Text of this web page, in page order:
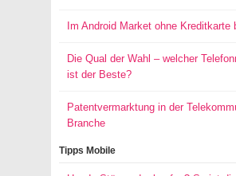
Im Android Market ohne Kreditkarte
Die Qual der Wahl – welcher
ist der Beste?
Patentvermarktung in der
Branche
Tipps Mobile